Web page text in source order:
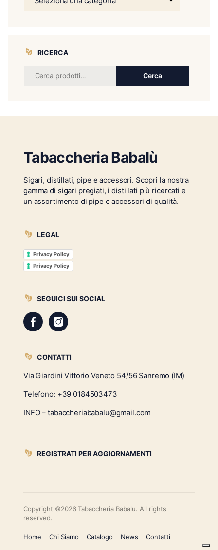
RICERCA
Cerca
Tabaccheria Babalù
Sigari, distillati, pipe e accessori. Scopri la nostra
gamma di sigari pregiati, i distillati più ricercati e
un assortimento di pipe e accessori di qualità.
LEGAL
Privacy Policy
Privacy Policy
SEGUICI SUI SOCIAL
CONTATTI
Via Giardini Vittorio Veneto 54/56 Sanremo (IM)
Telefono: +39 0184503473
INFO – tabaccheriababalu@gmail.com
REGISTRATI PER AGGIORNAMENTI
Copyright ©2026 Tabaccheria Babalu. All rights
reserved.
Home Chi Siamo Catalogo News Contatti